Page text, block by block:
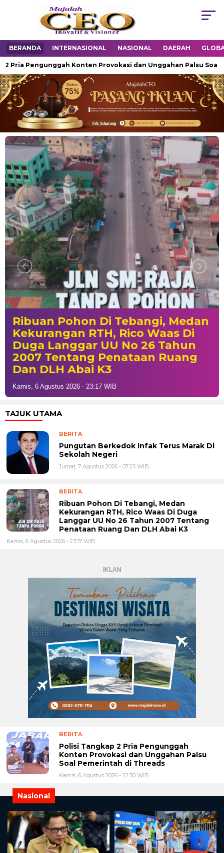
BERANDA INTERNASIONAL NASIONAL DAERAH
Konten Provokasi dan Unggahan Palsu Soal
Ribuan Pohon Di Tebangi, Medan
Kekurangan RTH, Rico Waas Di
Duga Langgar UU No 26 Tahun
2007 Tentang Penataan Ruang
Dan DLH Abai K3
Kamis, 6 Agustus 2026 - 23:17 WIB
TAJUK UTAMA
BERITA
Pungutan Berkedok Infak Terus Marak Di
Sekolah Negeri
Jumat, 7 Agustus 2026 - 07:25 WIB
BERITA
Ribuan Pohon Di Tebangi, Medan
Kekurangan RTH, Rico Waas Di Duga
Langgar UU No 26 Tahun 2007 Tentang
Penataan Ruang Dan DLH Abai K3
Kamis, 6 Agustus 2026 - 23:17 WIB
IKLAN
BERITA
Polisi Tangkap 2 Pria Pengunggah
Konten Provokasi dan Unggahan Palsu
Soal Pemerintah di Threads
Kamis, 6 Agustus 2026 - 22:50 WIB
Nasional